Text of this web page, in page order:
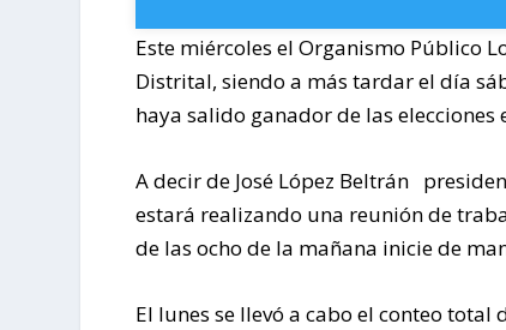
Este miércoles el Organismo Público
Distrital, siendo a más tardar el día
haya salido ganador de las
A decir de José López Beltrán
estará realizando una reunión de
de las ocho de la mañana inicie de
El lunes se llevó a cabo el conteo